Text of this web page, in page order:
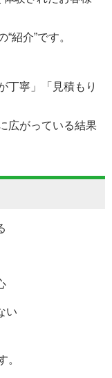
紹介”です。
丁寧」「見積もり
広がっている結果
い
。